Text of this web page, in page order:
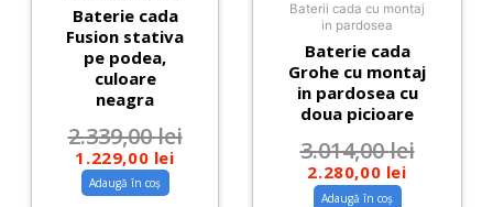
Baterie cada
Fusion stativa
pe podea,
culoare
neagra
2.339,00lei
1.229,00 lei
Adaugă în coș
Baterii cada cu montaj
in pardosea
Baterie cada
Grohe cu montaj
in pardosea cu
doua picioare
3.014,00lei
2.280,00 lei
Adaugă în coș